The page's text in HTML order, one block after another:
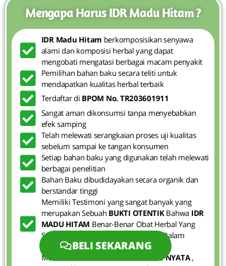
Mengapa Harus IDR Madu Hitam ?
IDR Madu Hitam berkomposisikan senyawa
alami dan komposisi herbal yang dapat
mengobati mengatasi berbagai macam penyakit
Pemilihan bahan baku secara teliti untuk
mendapatkan kualitas herbal terbaik
Terdaftar di BPOM No. TR203601911
Sangat aman dikonsumsi tanpa menyebabkan
efek samping
Telah melewati serangkaian proses uji kualitas
sebelum sampai ke tangan konsumen
Setiap bahan baku yang digunakan telah melewati
berbagai penelitian
Bahan Baku dibudidayakan secara organik dan
berstandar tinggi
Memiliki Testimoni yang sangat banyak yang
merupakan Sebuah BUKTI OTENTIKBahwa IDR
MADU HITAM Benar-Benar Obat Herbal Yang
Sangat Ampuh Dan Sangat Mujarab Dalam
Mengatasi Berbagai Macam Penyakit
Memberikan
BUKTI KHASIAT YANG NYATA ,
BELI SEKARANG